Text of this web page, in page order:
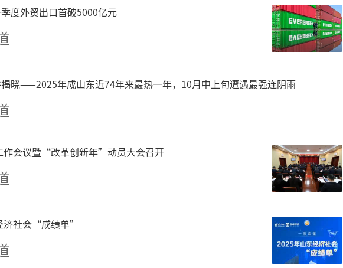
——编者按
度外贸出口首破5000亿元
晓——2025年成山东近74年来最热一年，10月中上旬遭遇最强连阴雨
作会议暨“改革创新年”动员大会召开
济社会“成绩单”